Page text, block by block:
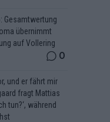
Gesamtwertung
übernimmt
auf Vollering
0
und er fährt mir
fragt Mattias
tun?‘, während